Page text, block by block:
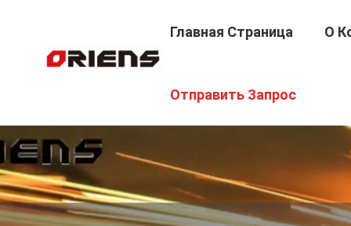
Главная Страница О
Отправить Запрос